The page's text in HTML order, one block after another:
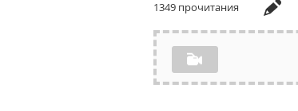
1349 прочитания